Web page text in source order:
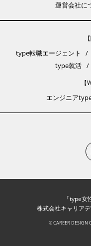
運営会社に
type転職エージェント
type就活
エンジニア
「type
株式会社キャリア
© CAREER DESIGN